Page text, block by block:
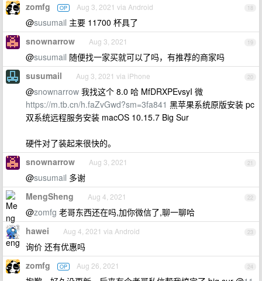
18
zomfg OP Aug 3, 2021 via Android
@susumail 主要 11700 杯具了
19
snownarrow Aug 3, 2021
@susumail 随便找一家买就可以了吗，有推荐的商家吗
20
susumail Aug 3, 2021 via iPhone
@snownarrow 我找这个 8.0 哈 MfDRXPEvsyI 微
https://m.tb.cn/h.faZvGwd?sm=3fa841 黑苹果系统原版安装 pc
双系统远程服务安装 macOS 10.15.7 Big Sur
硬件对了装起来很快的。
21
snownarrow Aug 3, 2021
@susumail 多谢
22
MengSheng Aug 4, 2021
@zomfg 老哥东西还在吗,加你微信了,聊一聊哈
23
hawei Aug 4, 2021 via Android
询价 还有优惠吗
24
zomfg OP Aug 26, 2021